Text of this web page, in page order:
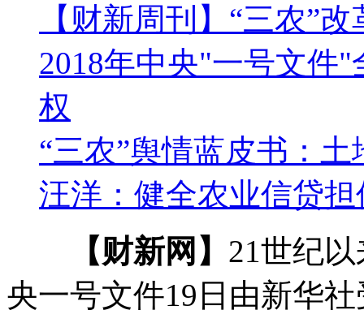
【财新周刊】“三农”
2018年中央"一号文件
权
“三农”舆情蓝皮书：
汪洋：健全农业信贷
【财新网】 21世纪
央一号文件19日由新华